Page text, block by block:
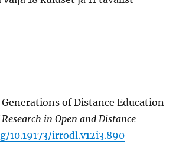
of Distance Education
in Open and Distance
10.19173/irrodl.v12i3.890